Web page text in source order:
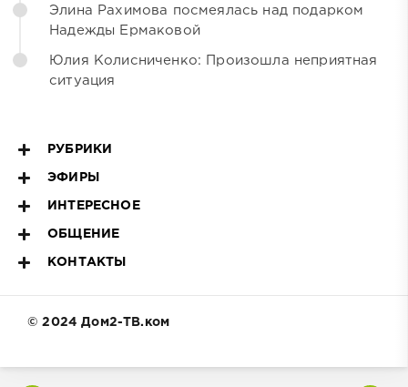
Элина Рахимова посмеялась над подарком
Надежды Ермаковой
Юлия Колисниченко: Произошла неприятная
ситуация
РУБРИКИ
ЭФИРЫ
ИНТЕРЕСНОЕ
ОБЩЕНИЕ
КОНТАКТЫ
© 2024 Дом2-ТВ.ком